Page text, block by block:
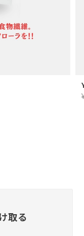
取る